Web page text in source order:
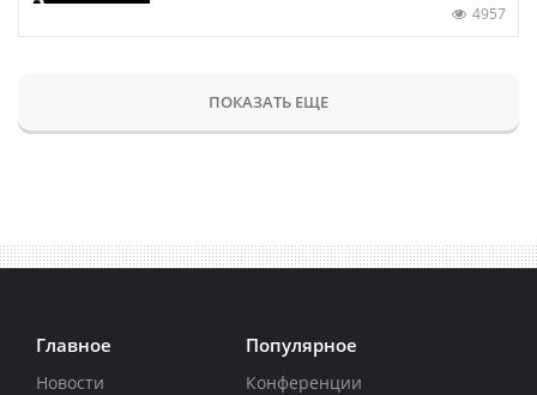
4957
ПОКАЗАТЬ ЕЩЕ
Главное
Новости
Популярное
Конференции